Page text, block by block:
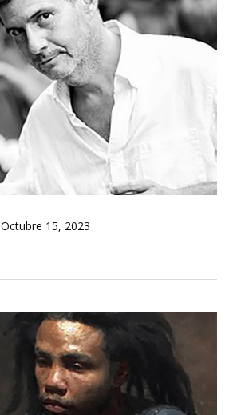
Octubre 15, 2023